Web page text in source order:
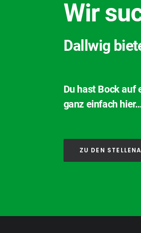
Wir
Dallwig
Du hast Bock auf
ganz einfach
ZU DEN